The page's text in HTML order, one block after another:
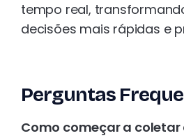
tempo real,
decisões mais rápidas e
Perguntas
Como começar a coletar